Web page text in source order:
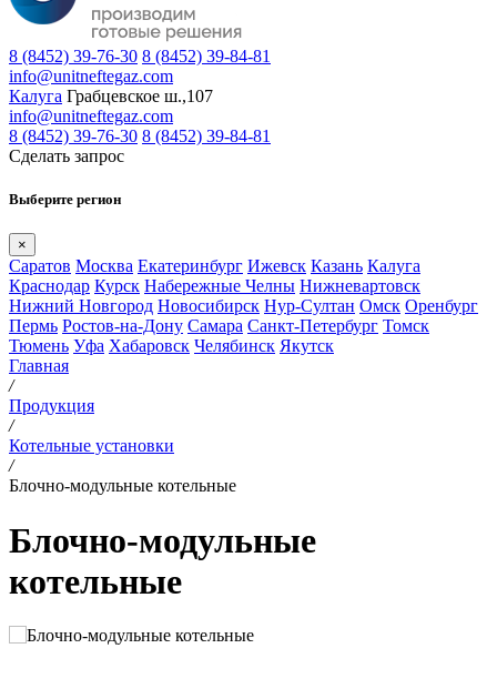
8 (8452) 39-76-30 8 (8452) 39-84-81
info@unitneftegaz.com
Калуга Грабцевское ш.,107
info@unitneftegaz.com
8 (8452) 39-76-30 8 (8452) 39-84-81
Сделать запрос
Выберите регион
×
Саратов Москва Екатеринбург Ижевск Казань Калуга
Краснодар Курск Набережные Челны Нижневартовск
Нижний Новгород Новосибирск Нур-Султан Омск Оренбург
Пермь Ростов-на-Дону Самара Санкт-Петербург Томск
Тюмень Уфа Хабаровск Челябинск Якутск
Главная
/
Продукция
/
Котельные установки
/
Блочно-модульные котельные
Блочно-модульные
котельные